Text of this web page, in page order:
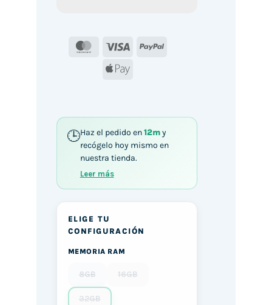
MasterCard
Visa
PayPal
Apple
Haz el pedido en12my
recógelo hoy mismo en
nuestra tienda.
Leer más
ELIGE TU
CONFIGURACIÓN
MEMORIA RAM
8GB 16GB
32GB